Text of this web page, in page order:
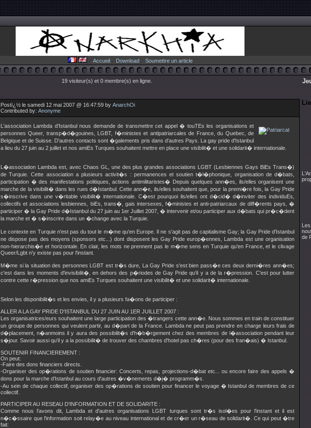
Accueil Download Soumettre un article
19 visiteur(s) et 0 membre(s) en ligne.
Postï¿½ le samedi 12 mai 2007 @ 16:47:59 by AnarchOi
Contributed by: Anonyme
L'association Lambda d'Istanbul nous demande de transmettre cet appel � touTEs les organisations et
personnes Queer, transp�d�gouines, LGBT, f�ministes et antipatriarcales de France, du Quebec, de
Belgique et de Suisse. D'autres contacts sont �galements pris dans d'autres Pays. La gay pride d'Istanbul
a lieu du 27 juin au 2 juillet et nos amiEs Turques souhaitent mettre en place une visibilit� et une solidarit� internationale.
L�association Lambda est, avec Chaos GL, une des plus grandes associations LGBT (Lesbiennes Gays BiEs Trans�)
de Turquie. Cette association a plusieurs activit�s : permanences et soutien t�l�phonique, organisation de d�bats,
participation � des manifestations politiques, actions antimilitaristes� Depuis quelques ann�es, ils/elles organisent une
marche de la visibilit� dans les rues d�Istanbul. Cette ann�e, ils/elles souhaitent que, pour la premi�re fois, la Gay Pride
s�inscrive dans une v�ritable visibilit� internationale. C�est pourquoi ils/elles ont d�cid� d�inviter des individuEs,
collectifs et associations lesbiennes, biEs, trans�, gais intersexes, f�ministes et anti-patriarcaux de diff�rents pays, �
participer � la Gay Pride d�Istanbul du 27 juin au 1er Juillet 2007, � intervenir et/ou participer aux d�bats qui pr�c�dent
la marche et � s�inscrire dans un �change avec la Turquie.
Le contexte en Turquie n'est pas du tout le m�me qu'en Europe. Il ne s'agit pas de capitalisme Gay; la Gay Pride d'Istanbul
ne dispose pas des moyens (sponsors etc...) dont disposent les Gay Pride europ�ennes, Lambda est une organisation
non-hierarchis�e et horizontale. En clair, les mots ne prennent pas le m�me sens en Turquie qu'en France, et le clivage
Queer/Lgbt n'y existe pas pour l'instant.
M�me si la situation des personnes LGBT est tr�s dure, La Gay Pride s'est bien pass�e ces deux derni�res ann�es;
c'est dans les moments d'invisibilit�, en dehors des p�riodes de Gay Pride qu'il y a de la r�pression. C'est pour lutter
contre cette r�pression que nos amiEs Turques souhaitent une visibilit� et une solidarit� internationale.
Selon les disponibilit�s et les envies, il y a plusieurs fa�ons de participer :
ALLER A LA GAY PRIDE D'ISTANBUL DU 27 JUIN AU 1ER JUILLET 2007 :
Les organisatrices/eurs souhaitent une large participation des �trangers cette ann�e. Nous sommes en train de constituer
un groupe de personnes qui veulent partir, au d�part de la France. Lambda ne peut pas prendre en charge leurs frais de
d�placement, n�anmoins il y aura des possibilit�s d'h�b�rgement chez des membres de l�association pendant leur
s�jour. Savoir aussi qu'il y a la possibilit� de trouver des chambres d'hotel pas ch�res (pour des fran�ais) � Istanbul.
SOUTENIR FINANCIEREMENT :
On peut:
-Faire des dons financiers directs.
-Organiser des op�rations de soutien financier: Concerts, repas, projections-d�bat etc... ou encore faire des appels �
dons pour la marche d'Istanbul au cours d'autres �v�nements d�j� programm�s.
-Au sein de chaque collectif, organiser des op�rations de soutien pour financer le voyage � Istanbul de membres de ce
collectif.
PARTICIPER AU RESEAU D'INFORMATION ET DE SOLIDARITE :
Comme nous l'avons dit, Lambda et d'autres organisations LGBT turques sont tr�s isol�es pour l'instant et il est
n�c�ssaire que l'information soit relay�e au niveau international et de cr�er un r�seau de solidarit�. Ce qui peut �tre
fait:
de